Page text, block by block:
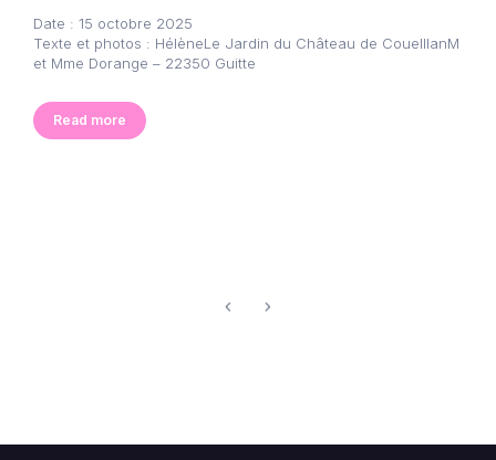
Date : 15 octobre 2025
Texte et photos : HélèneLe Jardin du Château de CouelllanM
et Mme Dorange – 22350 Guitte
Read more